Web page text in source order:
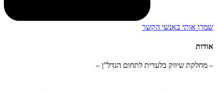
שמרו אותי באנשי הקשר
אודות
– מחלקת שיווק בלעדית לתחום הנדל”ן –